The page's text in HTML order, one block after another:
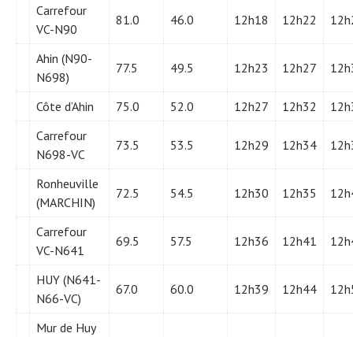
Carrefour
VC-N90
81.0 46.0 12h18 12h22
Ahin (N90-
N698)
77.5 49.5 12h23 12h27
Côte d’Ahin 75.0 52.0 12h27 12h32
Carrefour
N698-VC
73.5 53.5 12h29 12h34
Ronheuville
(MARCHIN)
72.5 54.5 12h30 12h35
Carrefour
VC-N641
69.5 57.5 12h36 12h41
HUY (N641-
N66-VC)
67.0 60.0 12h39 12h44
Mur de Huy